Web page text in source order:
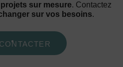
projets sur mesure. Contactez
sur vos besoins.